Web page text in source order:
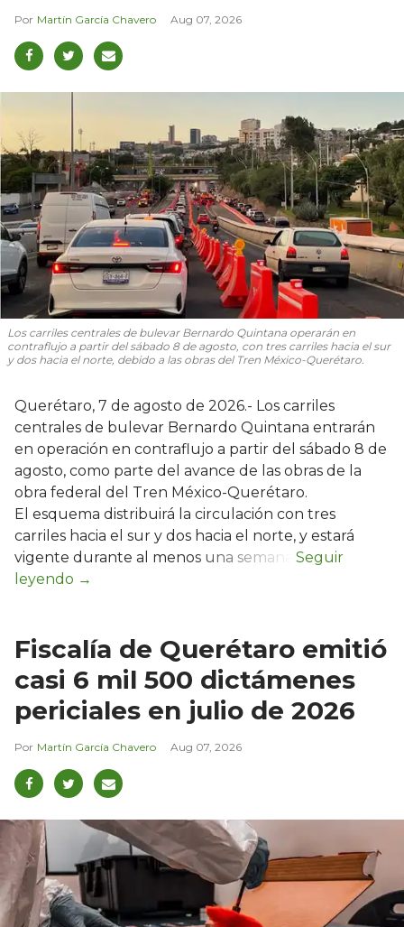
Martín García Chavero Aug 07, 2026
Los carriles centrales de bulevar Bernardo Quintana operarán en
contraflujo a partir del sábado 8 de agosto, con tres carriles hacia el sur
y dos hacia el norte, debido a las obras del Tren México-Querétaro.
Querétaro, 7 de agosto de 2026.- Los carriles
centrales de bulevar Bernardo Quintana entrarán
en operación en contraflujo a partir del sábado 8 de
agosto, como parte del avance de las obras de la
obra federal del Tren México-Querétaro.
El esquema distribuirá la circulación con tres
carriles hacia el sur y dos hacia el norte, y estará
vigente durante al menos una semana.
Fiscalía de Querétaro emitió
casi 6 mil 500 dictámenes
periciales en julio de 2026
Martín García Chavero Aug 07, 2026